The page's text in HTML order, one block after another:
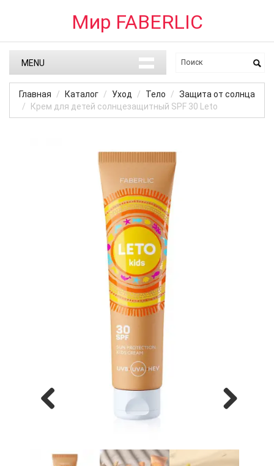
Мир FABERLIC
MENU
Главная Каталог Уход Тело
Защита от солнца
Крем для детей солнцезащитный SPF 30 Leto